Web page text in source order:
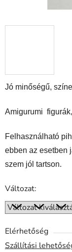
Jó minőségű,
Amigurumi
Felhasználható
ebben az esetben
szem jól tartson.
Változat:
Elérhetőség
Szállítási